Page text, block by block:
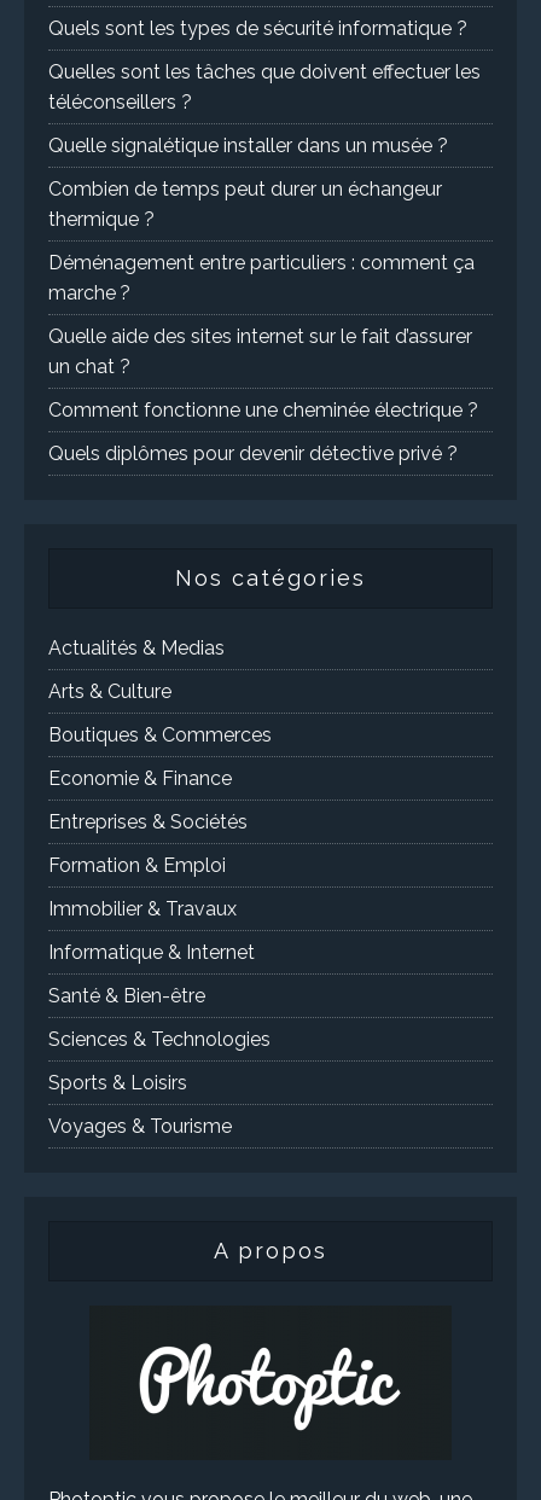
Quels sont les types de sécurité informatique ?
Quelles sont les tâches que doivent effectuer les
téléconseillers ?
Quelle signalétique installer dans un musée ?
Combien de temps peut durer un échangeur
thermique ?
Déménagement entre particuliers : comment ça
marche ?
Quelle aide des sites internet sur le fait d’assurer
un chat ?
Comment fonctionne une cheminée électrique ?
Quels diplômes pour devenir détective privé ?
Nos catégories
Actualités & Medias
Arts & Culture
Boutiques & Commerces
Economie & Finance
Entreprises & Sociétés
Formation & Emploi
Immobilier & Travaux
Informatique & Internet
Santé & Bien-être
Sciences & Technologies
Sports & Loisirs
Voyages & Tourisme
A propos